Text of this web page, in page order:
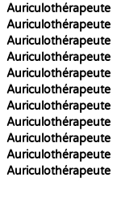
Auriculothérapeute
Auriculothérapeute
Auriculothérapeute
Auriculothérapeute
Auriculothérapeute
Auriculothérapeute
Auriculothérapeute
Auriculothérapeute
Auriculothérapeute
Auriculothérapeute
Auriculothérapeute